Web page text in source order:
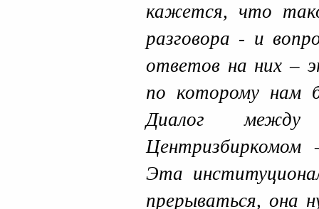
кажется, что
разговора - и
ответов на них –
по которому нам
Диалог между
Эта
прерываться, она